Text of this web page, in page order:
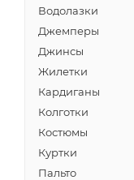
Водолазки
Джемперы
Джинсы
Жилетки
Кардиганы
Колготки
Костюмы
Куртки
Пальто